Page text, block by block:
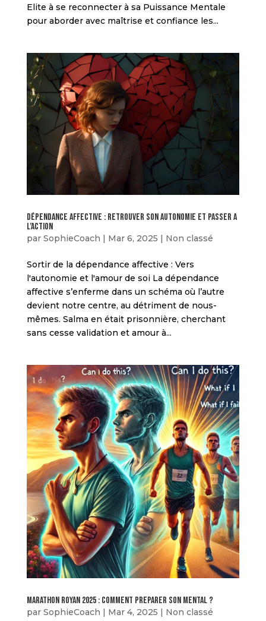
Elite à se reconnecter à sa Puissance Mentale
pour aborder avec maîtrise et confiance les...
dépendance affective : retrouver son autonomie et passer a
l’action
par SophieCoach | Mar 6, 2025 | Non classé
Sortir de la dépendance affective : Vers
l'autonomie et l'amour de soi La dépendance
affective s’enferme dans un schéma où l’autre
devient notre centre, au détriment de nous-
mêmes. Salma en était prisonnière, cherchant
sans cesse validation et amour à...
marathon royan 2025 : comment preparer son mental ?
par SophieCoach | Mar 4, 2025 | Non classé